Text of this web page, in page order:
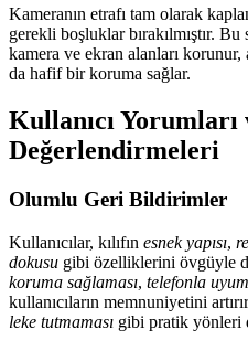
Kameranın etrafı tam olarak
gerekli boşluklar bırakılmıştır.
kamera ve ekran alanları korunur,
da hafif bir koruma sağlar.
Kullanıcı Yorumları
Değerlendirmeleri
Olumlu Geri Bildirimler
Kullanıcılar, kılıfın esnek yapısı,
dokusu gibi özelliklerini övgüyle
koruma sağlaması, telefonla
kullanıcıların memnuniyetini
leke tutmaması gibi pratik yönleri